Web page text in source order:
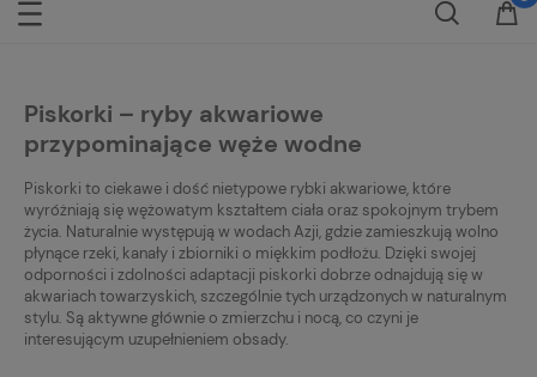
Piskorki – ryby akwariowe
przypominające węże wodne
Piskorki to ciekawe i dość nietypowe rybki akwariowe, które
wyróżniają się wężowatym kształtem ciała oraz spokojnym trybem
życia. Naturalnie występują w wodach Azji, gdzie zamieszkują wolno
płynące rzeki, kanały i zbiorniki o miękkim podłożu. Dzięki swojej
odporności i zdolności adaptacji piskorki dobrze odnajdują się w
akwariach towarzyskich, szczególnie tych urządzonych w naturalnym
stylu. Są aktywne głównie o zmierzchu i nocą, co czyni je
interesującym uzupełnieniem obsady.